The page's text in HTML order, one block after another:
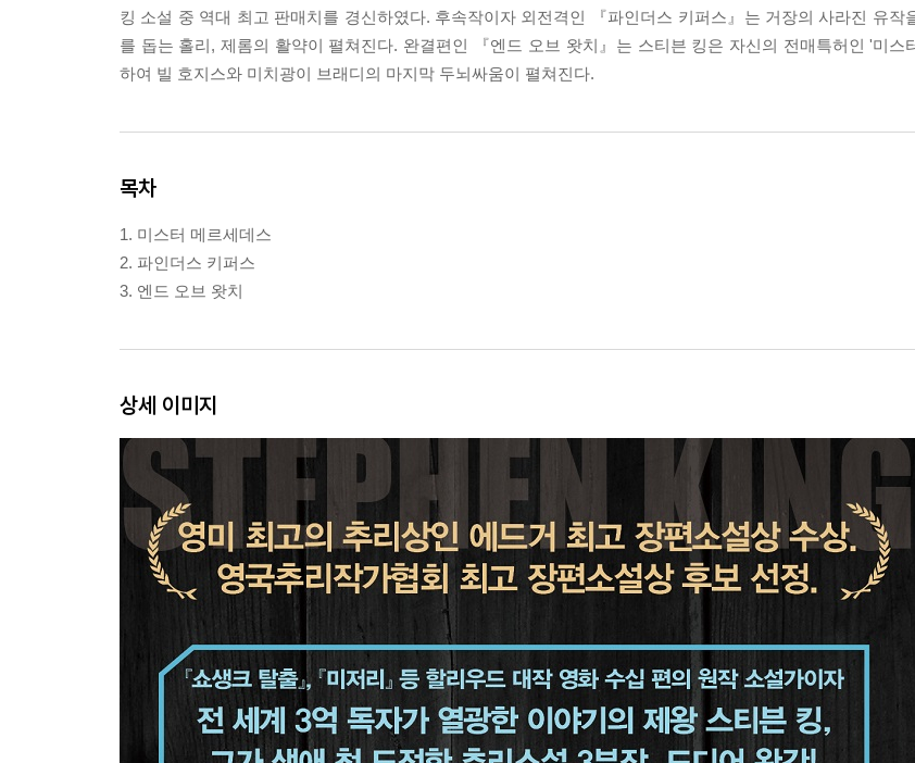
킹 소설 중 역대 최고 판매치를 경신하였다. 후속작이자 외전격인 『파인더스 키퍼스』는 거장의 사라진 유작
를 돕는 홀리, 제롬의 활약이 펼쳐진다. 완결편인 『엔드 오브 왓치』는 스티븐 킹은 자신의 전매특허인 '미스
하여 빌 호지스와 미치광이 브래디의 마지막 두뇌싸움이 펼쳐진다.
목차
1. 미스터 메르세데스
2. 파인더스 키퍼스
3. 엔드 오브 왓치
상세 이미지